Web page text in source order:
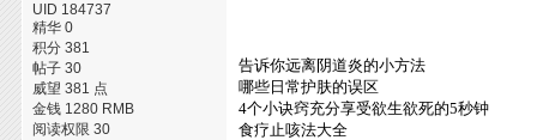
UID 184737
精华 0
积分 381
帖子 30
威望 381 点
金钱 1280 RMB
阅读权限 30
告诉你远离阴道炎的小方法
哪些日常护肤的误区
4个小诀窍充分享受欲生欲死的5秒钟
食疗止咳法大全